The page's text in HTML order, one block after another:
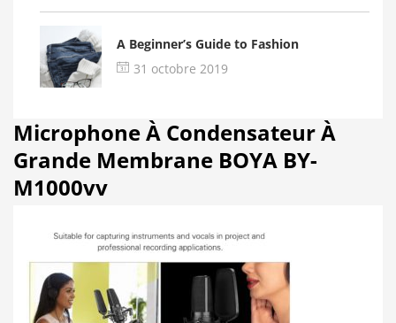
A Beginner’s Guide to Fashion
31 octobre 2019
Microphone À Condensateur À
Grande Membrane BOYA BY-
M1000vv